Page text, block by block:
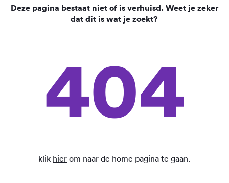
Deze pagina bestaat niet of is verhuisd. Weet je zeker
dat dit is wat je zoekt?
404
klik hier om naar de home pagina te gaan.